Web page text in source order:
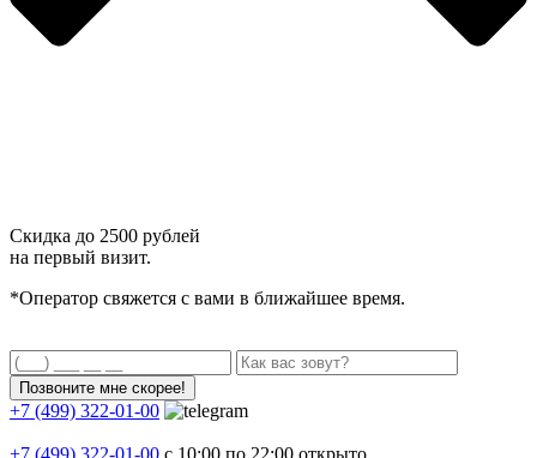
Скидка до 2500 рублей
на первый визит.
*Оператор свяжется с вами в ближайшее время.
+7 (499) 322-01-00
+7 (499) 322-01-00 с 10:00 по 22:00 открыто